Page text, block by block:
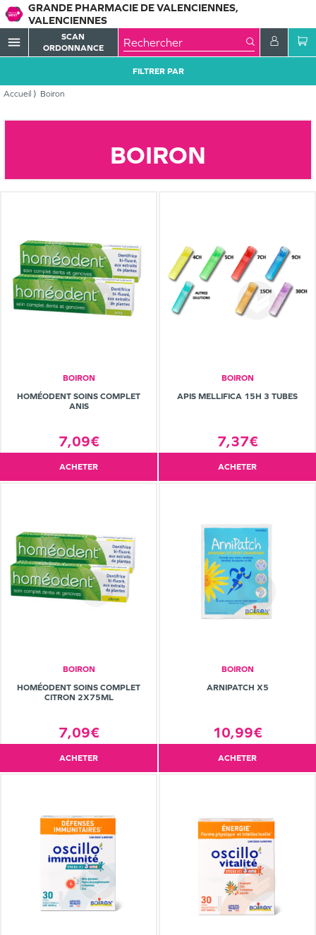
GRANDE PHARMACIE DE VALENCIENNES,
VALENCIENNES
menu
SCAN
ORDONNANCE
Accueil Boiron
FILTRER PAR
BOIRON
BOIRON
HOMÉODENT SOINS COMPLET
ANIS
7,09€
ACHETER
BOIRON
APIS MELLIFICA 15H 3 TUBES
7,37€
ACHETER
BOIRON
HOMÉODENT SOINS COMPLET
CITRON 2X75ML
7,09€
ACHETER
BOIRON
ARNIPATCH X5
10,99€
ACHETER